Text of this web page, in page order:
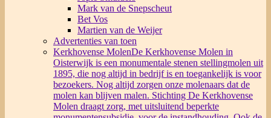
Mark van de Snepscheut
Bet Vos
Martien van de Weijer
Advertenties van toen
Kerkhovense MolenDe Kerkhovense Molen in
Oisterwijk is een monumentale stenen stellingmolen uit
1895, die nog altijd in bedrijf is en toegankelijk is voor
bezoekers. Nog altijd zorgen onze molenaars dat de
molen kan blijven malen. Stichting De Kerkhovense
Molen draagt zorg, met uitsluitend beperkte